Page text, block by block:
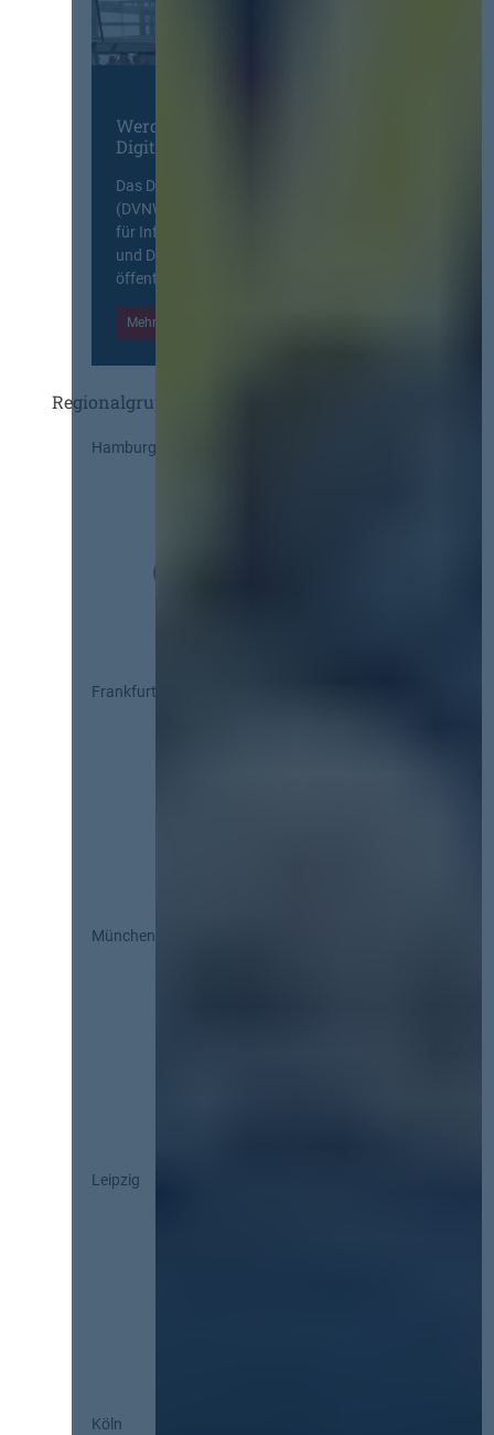
Werden Sie Mitglied im
Digitalen Netzwerk
Das Deutsche Vergabenetzwerk
(DVNW) ist eine exklusive Plattform
für Information, Wissensaustausch
und Diskurs zwischen allen am
öffentlichen Markt beteiligten Kräften.
Mehr Informationen
Regionalgruppen
Hamburg
Frankfurt
München
Leipzig
Köln